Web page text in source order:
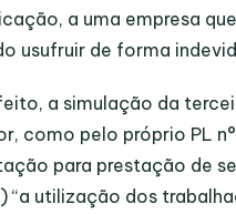
a uma empresa
usufruir de forma
a simulação da
como pelo próprio PL
para prestação de
“a utilização dos